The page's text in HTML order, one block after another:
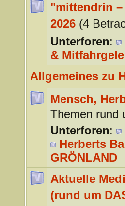
"mittendrin –
2026 (4
Unterforen:
&
Allgemeines zu
Mensch,
Themen rund
Unterforen:
Herberts
GRÖNLAND
Aktuelle
(rund um